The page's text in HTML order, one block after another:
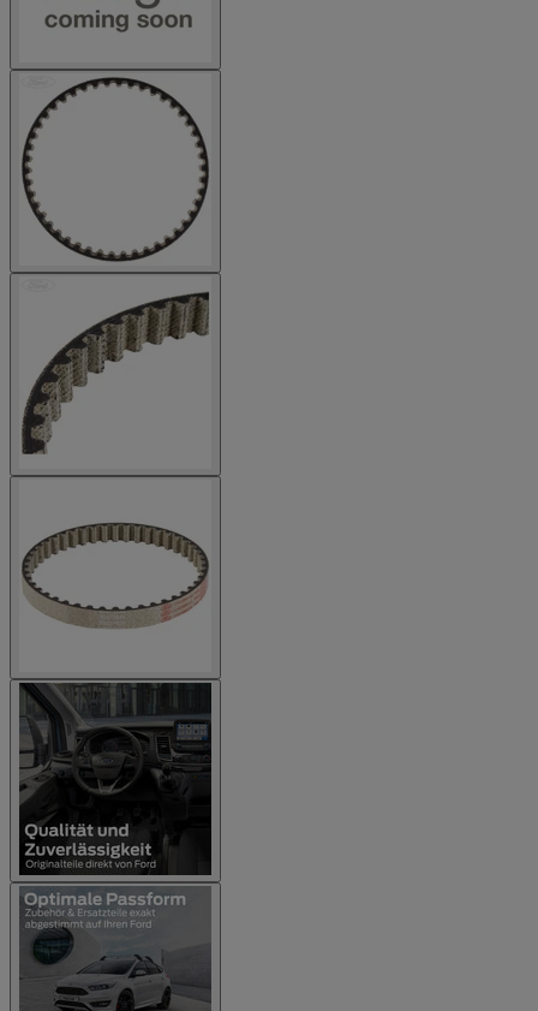
10€ Rabatt sichern!
Erhalten Sie die neuesten Updates und Angebote
vom Ford Onlineshop und sichern Sie sich
auf Ihre erste Bestellung ab 50€ - auch auf
bereits reduzierte Artikel
Daten finden Sie in unserer Datenschutzerklärung. Pro
Rabattcodeseinlösbar. Es gelten unsere allgemeinen
Geschäftsbedingungen. Das Angebot ist ausschließlich im
Ford Onlineshop (shop.ford.de) gültig. Keine Barauszahlung